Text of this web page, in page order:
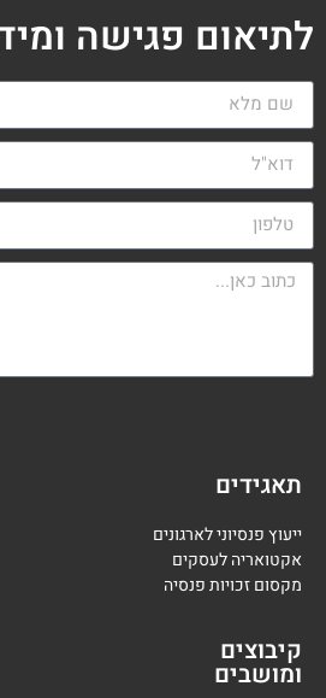
לתיאום פגישה
תאגידים
ייעוץ פנסיוני לארגונים
אקטואריה לעסקים
מקסום זכויות פנסיה
קיבוצים
ומושבים